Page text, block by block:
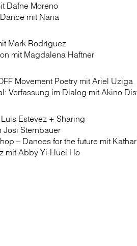
Dafne Moreno
mit Naria
Mark Rodríguez
mit Magdalena Haftner
Movement Poetry mit Ariel Uziga
Verfassung im Dialog mit Akino
Estevez + Sharing
Josi Sternbauer
– Dances for the future mit
mit Abby Yi-Huei Ho